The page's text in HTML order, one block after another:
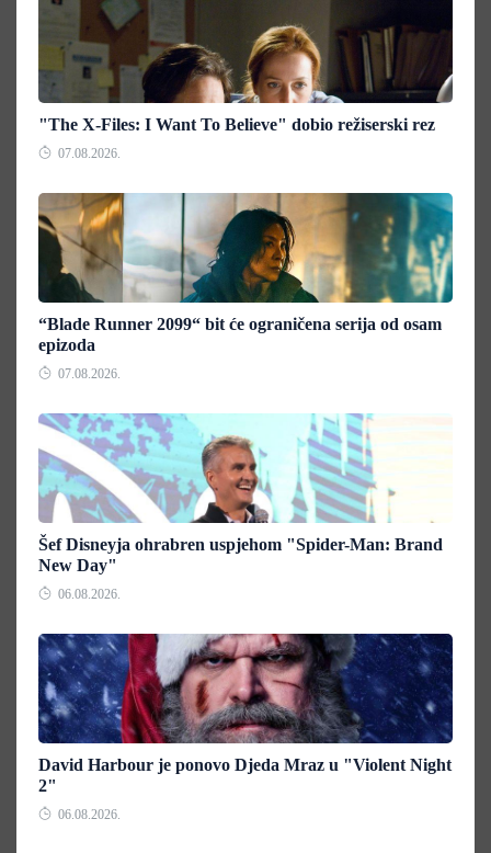
"The X-Files: I Want To Believe" dobio režiserski rez
07.08.2026.
“Blade Runner 2099“ bit će ograničena serija od osam
epizoda
07.08.2026.
Šef Disneyja ohrabren uspjehom "Spider-Man: Brand
New Day"
06.08.2026.
David Harbour je ponovo Djeda Mraz u "Violent Night
2"
06.08.2026.